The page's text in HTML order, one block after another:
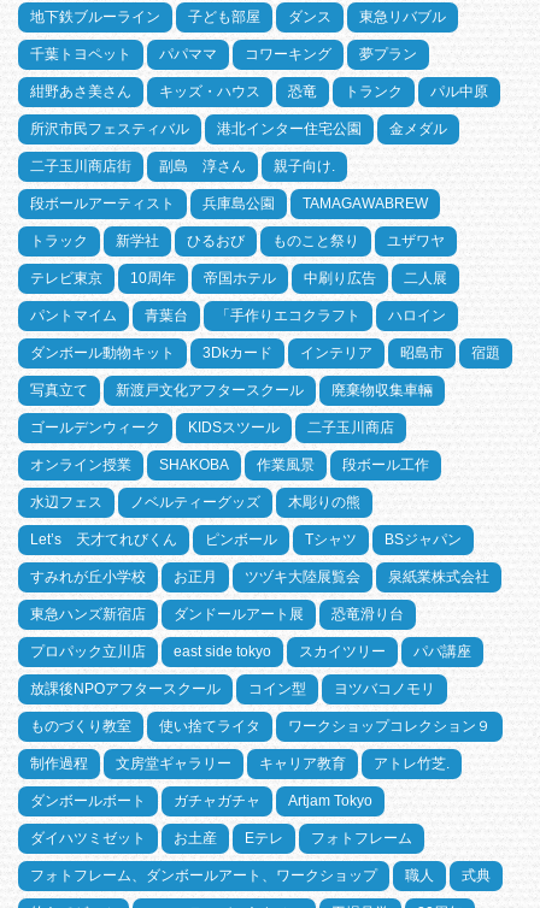
地下鉄ブルーライン 子ども部屋 ダンス 東急リバブル
千葉トヨペット パパママ コワーキング 夢プラン
紺野あさ美さん キッズ・ハウス 恐竜 トランク パル中原
所沢市民フェスティバル 港北インター住宅公園 金メダル
二子玉川商店街 副島 淳さん 親子向け.
段ボールアーティスト 兵庫島公園 TAMAGAWABREW
トラック 新学社 ひるおび ものこと祭り ユザワヤ
テレビ東京 10周年 帝国ホテル 中刷り広告 二人展
パントマイム 青葉台 「手作りエコクラフト ハロイン
ダンボール動物キット 3Dkカード インテリア 昭島市 宿題
写真立て 新渡戸文化アフタースクール 廃棄物収集車輛
ゴールデンウィーク KIDSスツール 二子玉川商店
オンライン授業 SHAKOBA 作業風景 段ボール工作
水辺フェス ノベルティーグッズ 木彫りの熊
Let’s 天才てれびくん ピンボール Tシャツ BSジャパン
すみれが丘小学校 お正月 ツヅキ大陸展覧会 泉紙業株式会社
東急ハンズ新宿店 ダンドールアート展 恐竜滑り台
プロパック立川店 east side tokyo スカイツリー パパ講座
放課後NPOアフタースクール コイン型 ヨツバコノモリ
ものづくり教室 使い捨てライタ ワークショップコレクション９
制作過程 文房堂ギャラリー キャリア教育 アトレ竹芝.
ダンボールボート ガチャガチャ Artjam Tokyo
ダイハツミゼット お土産 Eテレ フォトフレーム
フォトフレーム、ダンボールアート、ワークショップ 職人 式典